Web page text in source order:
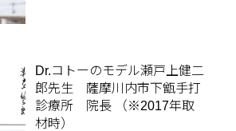
Dr.コトーのモデル瀬戸上健二
郎先生 薩摩川内市下甑手打
診療所 院長 （※2017年取
材時）